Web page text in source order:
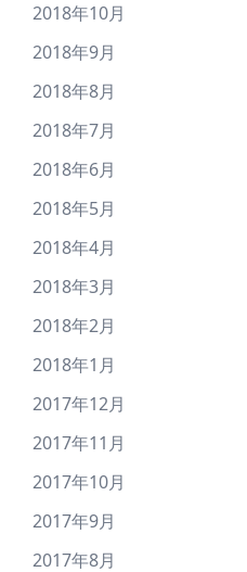
2018年10月
2018年9月
2018年8月
2018年7月
2018年6月
2018年5月
2018年4月
2018年3月
2018年2月
2018年1月
2017年12月
2017年11月
2017年10月
2017年9月
2017年8月